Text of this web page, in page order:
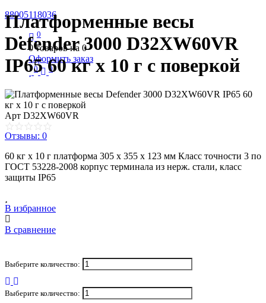
88005118036
0
0 товаров на 0
Оформить заказ
0 0
Платформенные весы
Defender 3000 D32XW60VR
IP65 60 кг х 10 г с поверкой
Арт D32XW60VR
Отзывы: 0
60 кг х 10 г платформа 305 х 355 х 123 мм Класс точности 3 по
ГОСТ 53228-2008 корпус терминала из нерж. стали, класс
защиты IP65
В избранное
В сравнение
Выберите количество:
Выберите количество: